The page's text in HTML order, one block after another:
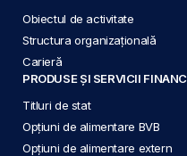
Obiectul de activitate
Structura organizațională
Carieră
PRODUSE ȘI SERVICII
Titluri de stat
Opțiuni de alimentare BVB
Opțiuni de alimentare extern